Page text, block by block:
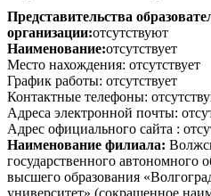
Представительства
организации:отсутствуют
Наименование:отсутствует
Место нахождения: отсутствует
График работы: отсутствует
Контактные телефоны:
Адреса электронной почты:
Адрес официального сайта :
Наименование филиала:
государственного автономного
высшего образования
университет» (сокращенное